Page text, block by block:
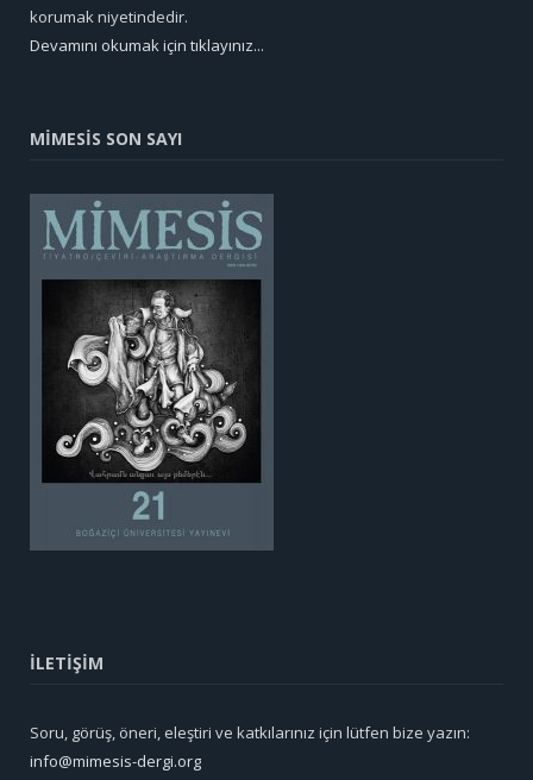
korumak niyetindedir.
Devamını okumak için tıklayınız...
MİMESİS SON SAYI
İLETİŞİM
Soru, görüş, öneri, eleştiri ve katkılarınız için lütfen bize yazın:
info@mimesis-dergi.org